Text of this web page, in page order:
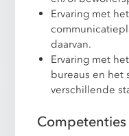
Ervaring met
daarvan.
Ervaring met
bureaus en het
verschillende
Competenties